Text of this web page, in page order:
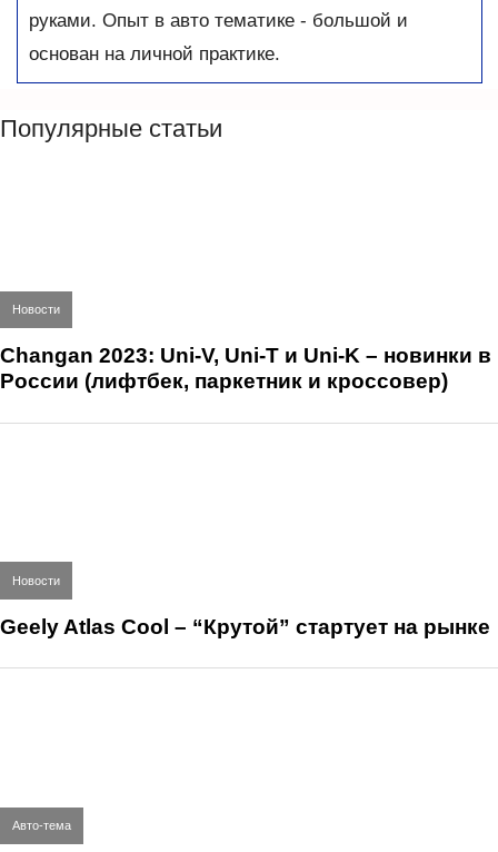
руками. Опыт в авто тематике - большой и
основан на личной практике.
Популярные статьи
Новости
Changan 2023: Uni-V, Uni-T и Uni-K – новинки в
России (лифтбек, паркетник и кроссовер)
Новости
Geely Atlas Cool – “Крутой” стартует на рынке
Авто-тема